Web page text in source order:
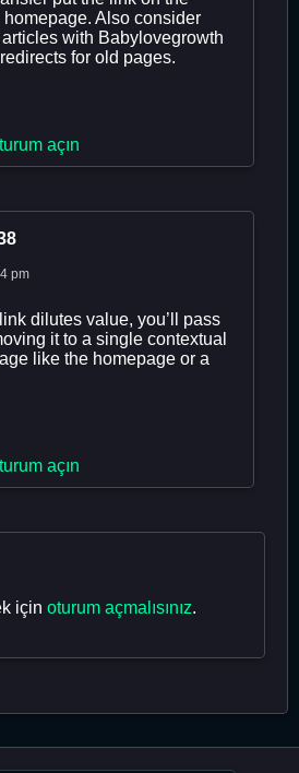
homepage. Also consider
with Babylovegrowth
for old pages.
açın
pm
dilutes value, you’ll pass
it to a single contextual
like the homepage or a
açın
için oturum açmalısınız.